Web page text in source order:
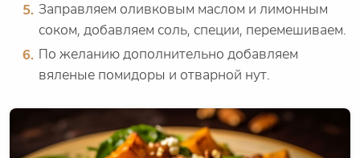
Заправляем оливковым маслом и лимонным
соком, добавляем соль, специи, перемешиваем.
По желанию дополнительно добавляем
вяленые помидоры и отварной нут.